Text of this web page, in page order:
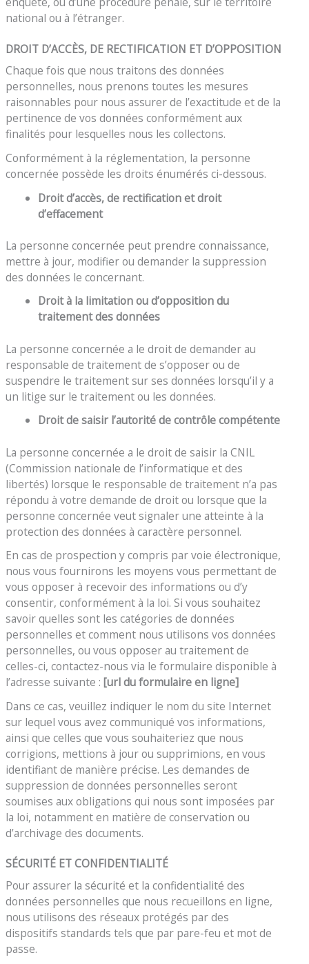
national ou à l’étranger.
DROIT D’ACCÈS, DE RECTIFICATION ET D’OPPOSITION
Chaque fois que nous traitons des données
personnelles, nous prenons toutes les mesures
raisonnables pour nous assurer de l’exactitude et de la
pertinence de vos données conformément aux
finalités pour lesquelles nous les collectons.
Conformément à la réglementation, la personne
concernée possède les droits énumérés ci-dessous.
Droit d’accès, de rectification et droit
d’effacement
La personne concernée peut prendre connaissance,
mettre à jour, modifier ou demander la suppression
des données le concernant.
Droit à la limitation ou d’opposition du
traitement des données
La personne concernée a le droit de demander au
responsable de traitement de s’opposer ou de
suspendre le traitement sur ses données lorsqu’il y a
un litige sur le traitement ou les données.
Droit de saisir l’autorité de contrôle compétente
La personne concernée a le droit de saisir la CNIL
(Commission nationale de l’informatique et des
libertés) lorsque le responsable de traitement n’a pas
répondu à votre demande de droit ou lorsque que la
personne concernée veut signaler une atteinte à la
protection des données à caractère personnel.
En cas de prospection y compris par voie électronique,
nous vous fournirons les moyens vous permettant de
vous opposer à recevoir des informations ou d’y
consentir, conformément à la loi. Si vous souhaitez
savoir quelles sont les catégories de données
personnelles et comment nous utilisons vos données
personnelles, ou vous opposer au traitement de
celles-ci, contactez-nous via le formulaire disponible à
l’adresse suivante :[url du formulaire en ligne]
Dans ce cas, veuillez indiquer le nom du site Internet
sur lequel vous avez communiqué vos informations,
ainsi que celles que vous souhaiteriez que nous
corrigions, mettions à jour ou supprimions, en vous
identifiant de manière précise. Les demandes de
suppression de données personnelles seront
soumises aux obligations qui nous sont imposées par
la loi, notamment en matière de conservation ou
d’archivage des documents.
SÉCURITÉ ET CONFIDENTIALITÉ
Pour assurer la sécurité et la confidentialité des
données personnelles que nous recueillons en ligne,
nous utilisons des réseaux protégés par des
dispositifs standards tels que par pare-feu et mot de
passe.